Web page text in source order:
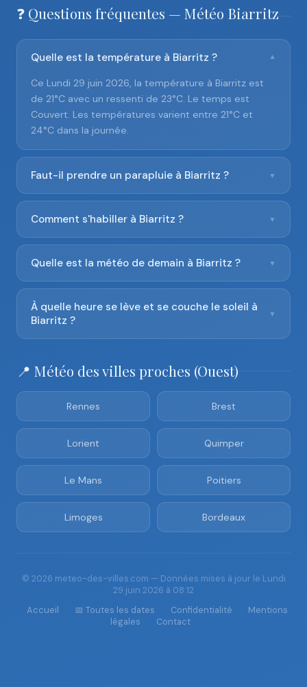
❓ Questions fréquentes — Météo Biarritz
Quelle est la température à Biarritz ? ▼
Ce Lundi 29 juin 2026, la température à Biarritz est
de 21°C avec un ressenti de 23°C. Le temps est
Couvert. Les températures varient entre 21°C et
24°C dans la journée.
Faut-il prendre un parapluie à Biarritz ? ▼
Comment s'habiller à Biarritz ? ▼
Quelle est la météo de demain à Biarritz ? ▼
À quelle heure se lève et se couche le soleil à
Biarritz ?
▼
📍 Météo des villes proches (Ouest)
Rennes Brest
Lorient Quimper
Le Mans Poitiers
Limoges Bordeaux
© 2026 meteo-des-villes.com — Données mises à jour le Lundi
29 juin 2026 à 08:12
Accueil
📅 Toutes les dates Confidentialité
Mentions
légales
Contact